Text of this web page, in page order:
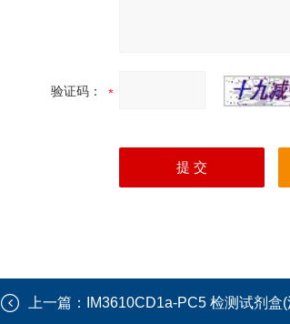
验证码：
上一篇： IM3610CD1a-PC5 检测试剂盒